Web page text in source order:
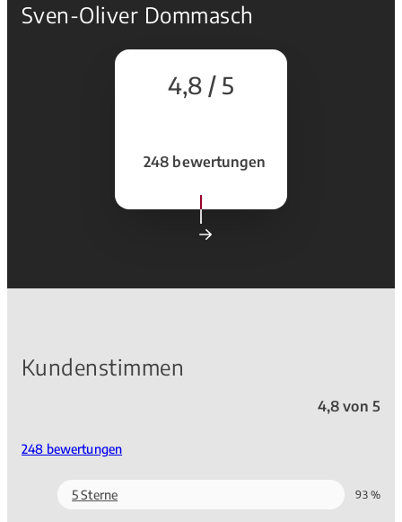
Sven-Oliver Dommasch
4,8 / 5
248 bewertungen
Kundenstimmen
4,8 von 5
248 bewertungen
5 Sterne 93 %